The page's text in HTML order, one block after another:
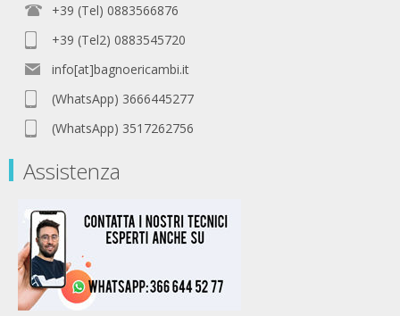
+39 (Tel) 0883566876
+39 (Tel2) 0883545720
info[at]bagnoericambi.it
(WhatsApp) 3666445277
(WhatsApp) 3517262756
Assistenza